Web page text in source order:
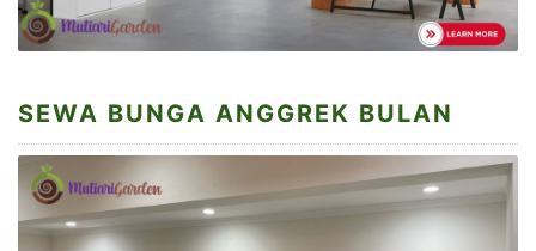
SEWA BUNGA ANGGREK BULAN